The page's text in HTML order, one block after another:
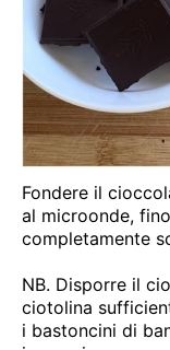
Fondere il
al microonde,
completamente
NB. Disporre il
ciotolina
i bastoncini di